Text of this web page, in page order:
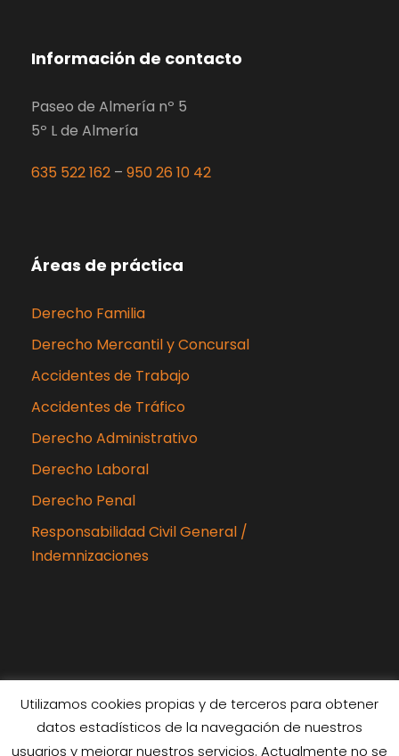
Información de contacto
Paseo de Almería nº 5
5º L de Almería
635 522 162 – 950 26 10 42
Áreas de práctica
Derecho Familia
Derecho Mercantil y Concursal
Accidentes de Trabajo
Accidentes de Tráfico
Derecho Administrativo
Derecho Laboral
Derecho Penal
Responsabilidad Civil General /
Indemnizaciones
Copyright 2024 Rubiabogados, Todos los
Utilizamos cookies propias y de terceros para obtener
datos estadísticos de la navegación de nuestros
usuarios y mejorar nuestros servicios. Actualmente no se